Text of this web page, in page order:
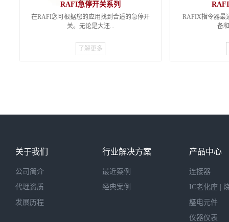
RAFI急停开关系列
在RAFI您可根据您的应用找到合适的急停开
关。无论是大还...
是小、是圆还是方、是拉还是旋拧复位、是
了解更多
RAFIX指令器最
备
业。由于其结
关于我们
公司简介
代理资质
发展历程
行业解决方案
最近案例
经典案例
产品中心
连接器
IC老化座 |
座
机电元件
仪器仪表